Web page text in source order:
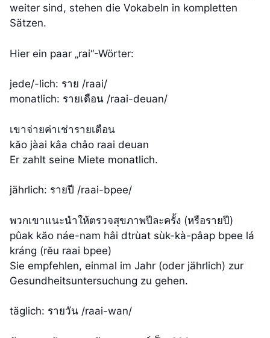
weiter sind, stehen die Vokabeln in kompletten
Sätzen.
Hier ein paar „rai“-Wörter:
jede/-lich: ราย /raai/
monatlich: รายเดือน /raai-deuan/
เขาจ่ายค่าเช่ารายเดือน
kăo jàai kâa châo raai deuan
Er zahlt seine Miete monatlich.
jährlich: รายปี /raai-bpee/
พวกเขาแนะนำให้ตรวจสุขภาพปีละครั้ง (หรือรายปี)
pûak kăo náe-nam hâi dtrùat sùk-kà-pâap bpee lá
kráng (rĕu raai bpee)
Sie empfehlen, einmal im Jahr (oder jährlich) zur
Gesundheitsuntersuchung zu gehen.
täglich: รายวัน /raai-wan/